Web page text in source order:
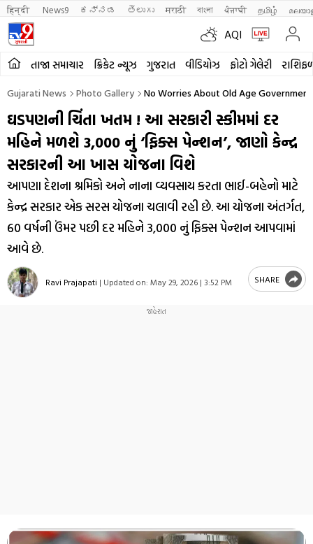
हिन्दी News9 ಕನ್ನಡ తెలుగు मराठी বাংলা ਪੰਜਾਬੀ தமிழ்
AQI
તાજા સમાચાર ક્રિકેટ ન્યૂઝ ગુજરાત વીડિયોઝ ફોટો ગેલેરી
Gujarati News Photo Gallery No Worries About Old Age
ઘડપણની ચિંતા ખતમ ! આ સરકારી સ્કીમમાં દર
મહિને મળશે ₹3,000 નું ‘ફિક્સ પેન્શન’, જાણો કેન્દ્ર
સરકારની આ ખાસ યોજના વિશે
આપણા દેશના શ્રમિકો અને નાના વ્યવસાય કરતા ભાઈ-બહેનો માટે
કેન્દ્ર સરકાર એક સરસ યોજના ચલાવી રહી છે. આ યોજના અંતર્ગત,
60 વર્ષની ઉંમર પછી દર મહિને ₹3,000 નું ફિક્સ પેન્શન આપવામાં
આવે છે.
Ravi Prajapati | Updated on: May 29, 2026 | 3:52 PM SHARE